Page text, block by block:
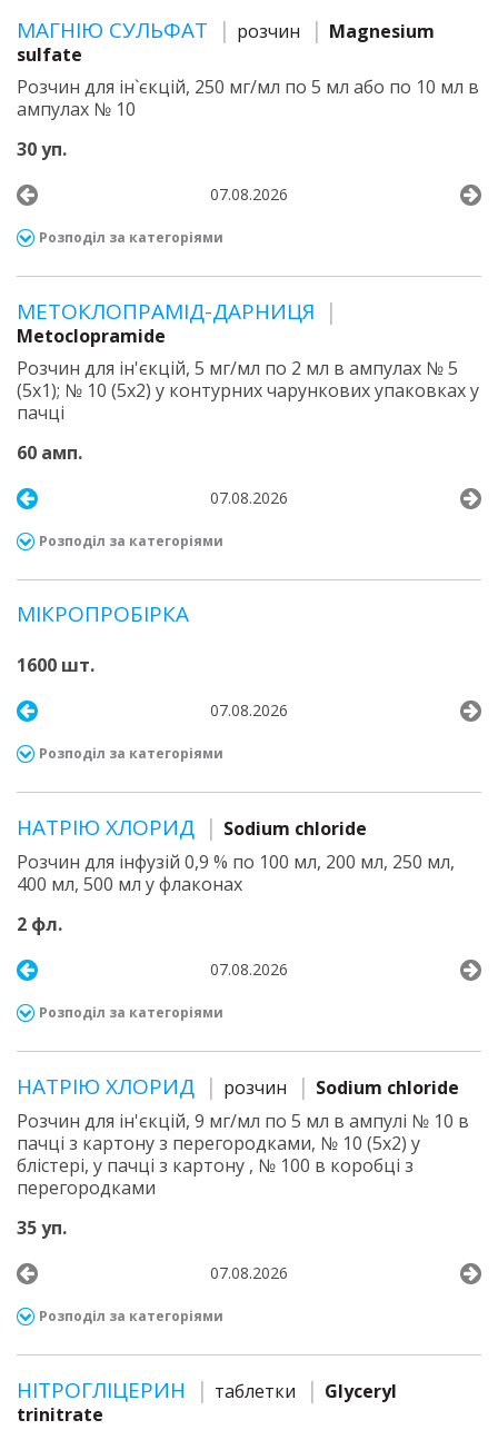
МАГНІЮ СУЛЬФАТ розчин
Magnesium
sulfate
Розчин для ін`єкцій, 250 мг/мл по 5 мл або по 10 мл в
ампулах № 10
30 уп.
07.08.2026
Розподіл за категоріями
МЕТОКЛОПРАМІД-ДАРНИЦЯ
Metoclopramide
Розчин для ін'єкцій, 5 мг/мл по 2 мл в ампулах № 5
(5х1); № 10 (5х2) у контурних чарункових упаковках у
пачці
60 амп.
07.08.2026
Розподіл за категоріями
МІКРОПРОБІРКА
1600 шт.
07.08.2026
Розподіл за категоріями
НАТРІЮ ХЛОРИД
Sodium chloride
Розчин для інфузій 0,9 % по 100 мл, 200 мл, 250 мл,
400 мл, 500 мл у флаконах
2 фл.
07.08.2026
Розподіл за категоріями
НАТРІЮ ХЛОРИД розчин
Sodium chloride
Розчин для ін'єкцій, 9 мг/мл по 5 мл в ампулі № 10 в
пачці з картону з перегородками, № 10 (5х2) у
блістері, у пачці з картону , № 100 в коробці з
перегородками
35 уп.
07.08.2026
Розподіл за категоріями
НІТРОГЛІЦЕРИН таблетки
Glyceryl
trinitrate